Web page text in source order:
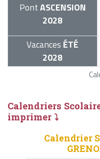
PontASCENSION
2028
Vacances ÉTÉ
2028
Calendriers
imprimer ⤵
Calendrier